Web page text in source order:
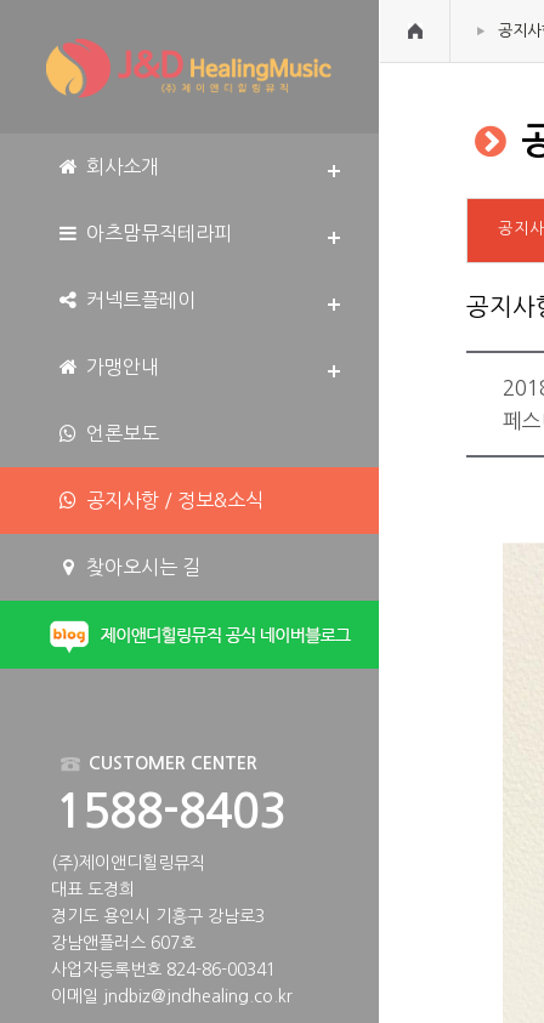
공지
공지
공지사
페
회사소개
아츠맘뮤직테라피
커넥트플레이
가맹안내
언론보도
공지사항 / 정보&소식
찾아오시는 길
CUSTOMER CENTER
1588-8403
(주)제이앤디힐링뮤직
대표 도경희
경기도 용인시 기흥구 강남로3
강남앤플러스 607호
사업자등록번호 824-86-00341
이메일 jndbiz@jndhealing.co.kr